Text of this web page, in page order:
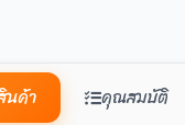
นค้า คุณสมบัติ